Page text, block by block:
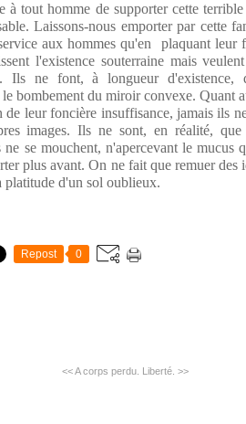
à tout homme de supporter cette
Laissons-nous emporter par cette
aux hommes qu'en plaquant leur
l'existence souterraine mais
Ils ne font, à longueur d'existence,
bombement du miroir convexe. Quant
de leur foncière insuffisance, jamais ils
images. Ils ne sont, en réalité,
ne se mouchent, n'apercevant le mucus
plus avant. On ne fait que remuer des
platitude d'un sol oublieux.
Repost 0
<< A corps perdu. Liberté. >>